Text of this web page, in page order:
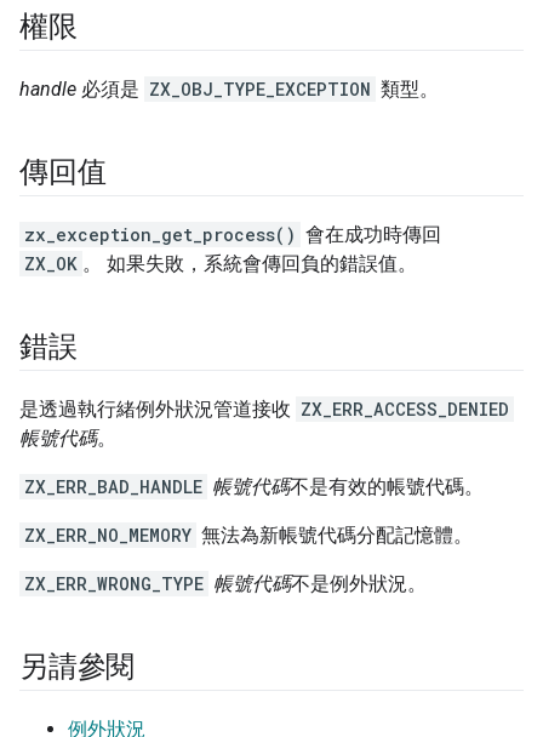
權限
handle 必須是 ZX_OBJ_TYPE_EXCEPTION 類型。
傳回值
zx_exception_get_process() 會在成功時傳回
ZX_OK 。 如果失敗，系統會傳回負的錯誤值。
錯誤
是透過執行緒例外狀況管道接收 ZX_ERR_ACCESS_DENIED
帳號代碼。
ZX_ERR_BAD_HANDLE 帳號代碼不是有效的帳號代碼。
ZX_ERR_NO_MEMORY 無法為新帳號代碼分配記憶體。
ZX_ERR_WRONG_TYPE 帳號代碼不是例外狀況。
另請參閱
例外狀況